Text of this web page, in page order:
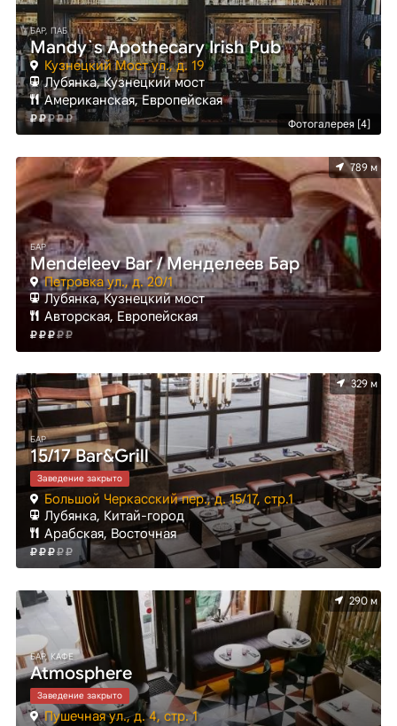
Фотогалерея [4]
БАР, ПАБ
Mandy`s Apothecary Irish Pub
Кузнецкий Мост ул., д. 19
Лубянка, Кузнецкий мост
Американская, Европейская
789 м
БАР
Mendeleev Bar / Менделеев Бар
Петровка ул., д. 20/1
Лубянка, Кузнецкий мост
Авторская, Европейская
329 м
БАР
15/17 Bar&Grill
Заведение закрыто
Большой Черкасский пер., д. 15/17, стр.1
Лубянка, Китай-город
Арабская, Восточная
290 м
БАР, КАФЕ
Atmosphere
Заведение закрыто
Пушечная ул., д. 4, стр. 1